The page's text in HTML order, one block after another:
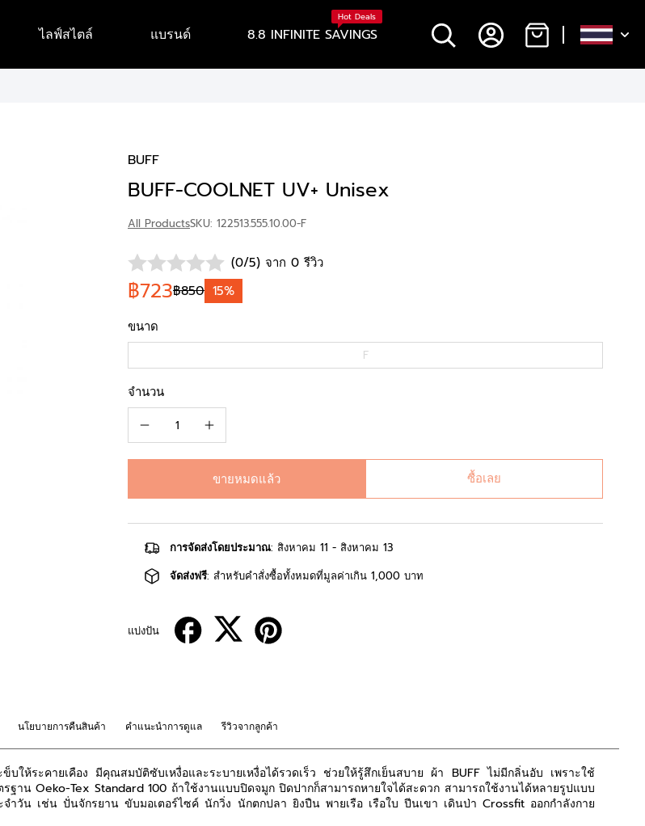
ไลฟ์สไตล์ แบรนด์ 8.8 INFINITE SAVINGS
Hot Deals
BUFF
BUFF-COOLNET UV+ Unisex
All ProductsSKU: 122513.555.10.00-F
(0/5) จาก 0 รีวิว
฿723฿850 15%
ขนาด
F
จำนวน
ขายหมดแล้ว ซื้อเลย
การจัดส่งโดยประมาณ: สิงหาคม 11 - สิงหาคม 13
จัดส่งฟรี: สำหรับคำสั่งซื้อทั้งหมดที่มูลค่าเกิน 1,000 บาท
แบ่งปัน
นโยบายการคืนสินค้า คำแนะนำการดูแล รีวิวจากลูกค้า
บให้ระคายเคือง มีคุณสมบัติซับเหงื่อและระบายเหงื่อได้รวดเร็ว ช่วยให้รู้สึกเย็นสบาย ผ้า BUFF ไม่มีกลิ่นอับ เพราะใช้
ฐาน Oeko-Tex Standard 100 ถ้าใช้งานแบบปิดจมูก ปิดปากก็สามารถหายใจได้สะดวก สามารถใช้งานได้หลายรูปแบบ
ำวัน เช่น ปั่นจักรยาน ขับมอเตอร์ไซค์ นักวิ่ง นักตกปลา ยิงปืน พายเรือ เรือใบ ปีนเขา เดินป่า Crossfit ออกกำลังกาย